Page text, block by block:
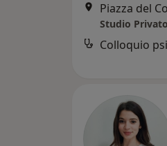
Piazza del
Studio
Colloquio